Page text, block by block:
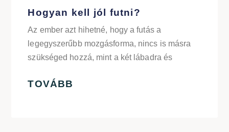
Hogyan kell jól futni?
Az ember azt hihetné, hogy a futás a
legegyszerűbb mozgásforma, nincs is másra
szükséged hozzá, mint a két lábadra és
TOVÁBB